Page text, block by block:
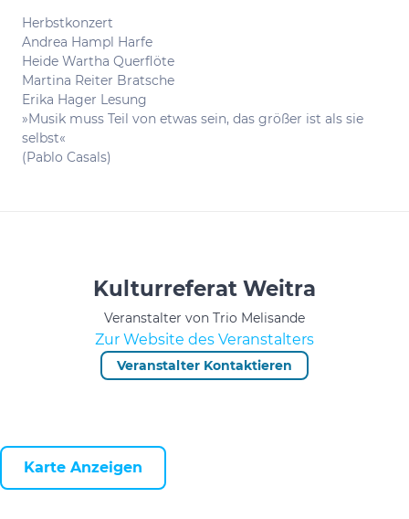
Informationen
Herbstkonzert
Andrea Hampl Harfe
Heide Wartha Querflöte
Martina Reiter Bratsche
Erika Hager Lesung
»Musik muss Teil von etwas sein, das größer ist als sie
selbst«
(Pablo Casals)
Kulturreferat Weitra
Veranstalter von Trio Melisande
Zur Website des Veranstalters
Veranstalter Kontaktieren
Karte Anzeigen